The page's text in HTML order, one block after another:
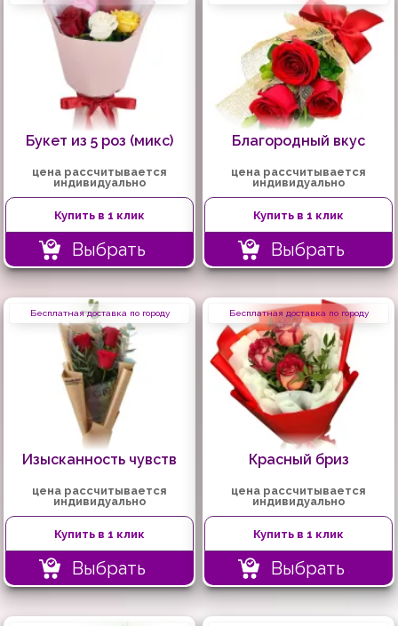
Букет из 5 роз (микс)
цена рассчитывается
индивидуально
Купить в 1 клик
Выбрать
Благородный вкус
цена рассчитывается
индивидуально
Купить в 1 клик
Выбрать
Бесплатная доставка по городу
Изысканность чувств
цена рассчитывается
индивидуально
Купить в 1 клик
Выбрать
Бесплатная доставка по городу
Красный бриз
цена рассчитывается
индивидуально
Купить в 1 клик
Выбрать